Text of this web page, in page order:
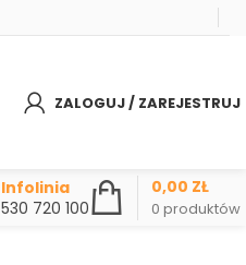
ZALOGUJ / ZAREJESTRUJ
Infolinia
530 720 100
0 produktów
0,00 ZŁ